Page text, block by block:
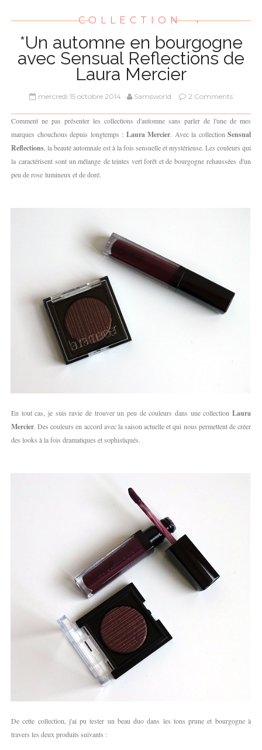
COLLECTION ,
*Un automne en bourgogne
avec Sensual Reflections de
Laura Mercier
mercredi 15 octobre 2014 Samsworld 2 Comments
Comment ne pas présenter les collections d'automne sans parler de l'une de mes
marques chouchous depuis longtemps : Laura Mercier. Avec la collection Sensual
Reflections , la beauté automnale est à la fois sensuelle et mystérieuse. Les couleurs qui
la caractérisent sont un mélange de teintes vert forêt et de bourgogne rehaussées d'un
peu de rose lumineux et de doré.
En tout cas, je suis ravie de trouver un peu de couleurs dans une collection Laura
Mercier. Des couleurs en accord avec la saison actuelle et qui nous permettent de créer
des looks à la fois dramatiques et sophistiqués.
De cette collection, j'ai pu tester un beau duo dans les tons prune et bourgogne à
travers les deux produits suivants :